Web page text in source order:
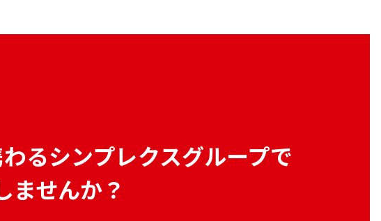
るシンプレクスグループで
ませんか？